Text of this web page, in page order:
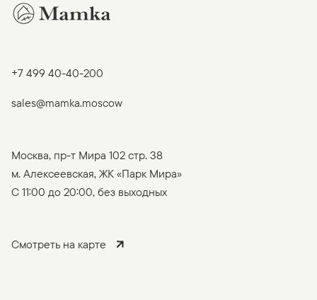
+7 499 40-40-200
sales@mamka.moscow
Москва, пр-т Мира 102 стр. 38
м. Алексеевская, ЖК «Парк Мира»
C 11:00 до 20:00, без выходных
Смотреть на карте